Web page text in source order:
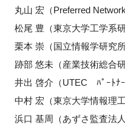
丸山 宏（Preferred
松尾 豊（東京大学工学系
栗本 崇（国立情報学研究
跡部 悠未（産業技術総合
井出 啓介（UTEC ﾊﾟｰﾄﾅ
中村 宏（東京大学情報理
浜口 基周（あずさ監査法